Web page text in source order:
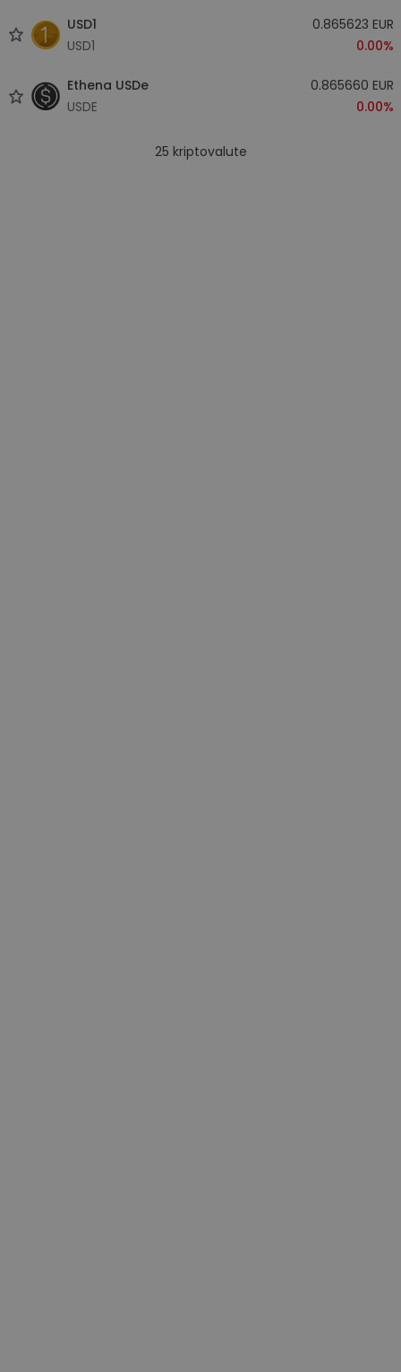
USD1
USD1
0.865623 EUR
0.00%
Ethena USDe
USDE
0.865660 EUR
0.00%
25 kriptovalute